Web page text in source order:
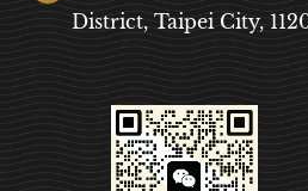
District, Taipei City,